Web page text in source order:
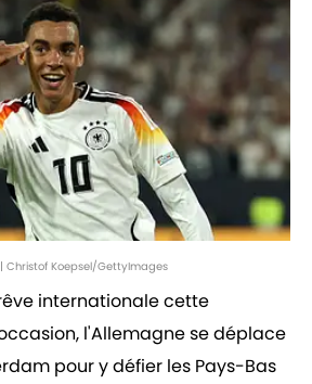
Koepsel/GettyImages
internationale cette
l'Allemagne se déplace
pour y défier les Pays-Bas